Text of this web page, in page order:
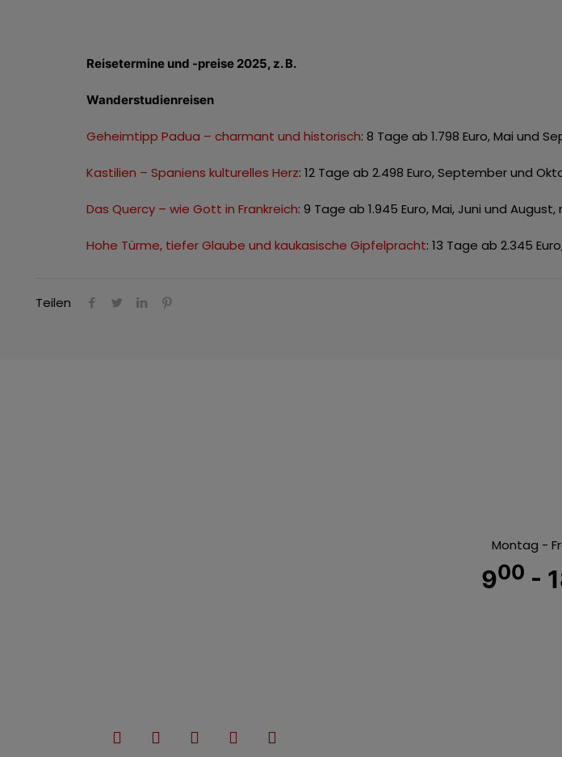
Reisetermine und -preise 2025, z. B.
Wanderstudienreisen
Geheimtipp Padua – charmant und historisch: 8 Tage ab 1.798 Euro, Mai und
Kastilien – Spaniens kulturelles Herz: 12 Tage ab 2.498 Euro, September und
Das Quercy – wie Gott in Frankreich: 9 Tage ab 1.945 Euro, Mai, Juni und
Hohe Türme, tiefer Glaube und kaukasische Gipfelpracht: 13 Tage ab 2.345
Teilen
Montag -
900 -